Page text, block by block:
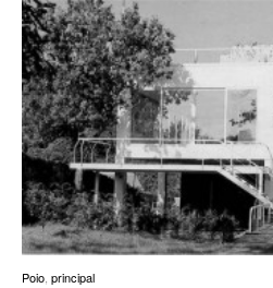
Poio principal